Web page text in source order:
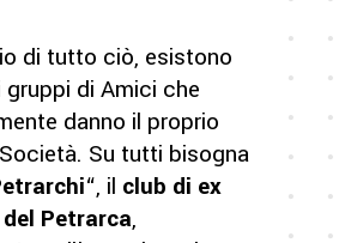
di tutto ciò, esistono
gruppi di Amici che
danno il proprio
Su tutti bisogna
“, il club di ex
Petrarca,